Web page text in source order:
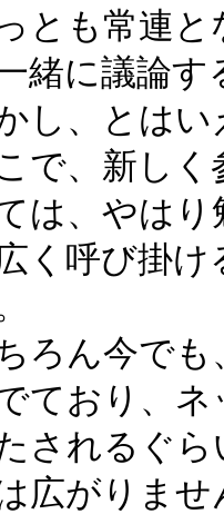
とも常連
緒に議論
し、とは
で、新し
は、やは
く呼び掛
ろん今で
ており、
されるぐ
広がりませ